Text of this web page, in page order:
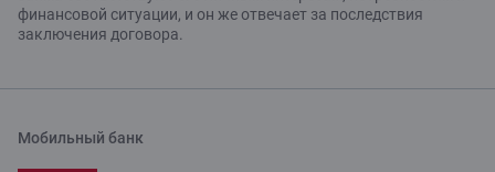
финансовой ситуации, и он же отвечает за последствия
заключения договора.
Мобильный банк